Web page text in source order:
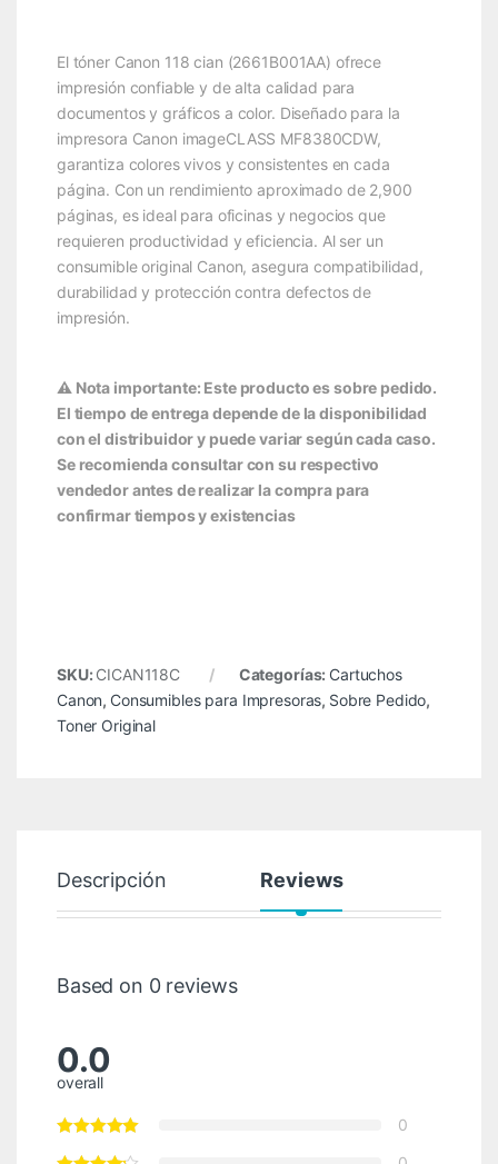
El tóner Canon 118 cian (2661B001AA) ofrece
impresión confiable y de alta calidad para
documentos y gráficos a color. Diseñado para la
impresora Canon imageCLASS MF8380CDW,
garantiza colores vivos y consistentes en cada
página. Con un rendimiento aproximado de 2,900
páginas, es ideal para oficinas y negocios que
requieren productividad y eficiencia. Al ser un
consumible original Canon, asegura compatibilidad,
durabilidad y protección contra defectos de
impresión.
⚠️ Nota importante: Este producto es sobre pedido.
El tiempo de entrega depende de la disponibilidad
con el distribuidor y puede variar según cada caso.
Se recomienda consultar con su respectivo
vendedor antes de realizar la compra para
confirmar tiempos y existencias
SKU: CICAN118C Categorías: Cartuchos
Canon, Consumibles para Impresoras, Sobre Pedido,
Toner Original
Descripción Reviews
Based on 0 reviews
0.0
overall
0